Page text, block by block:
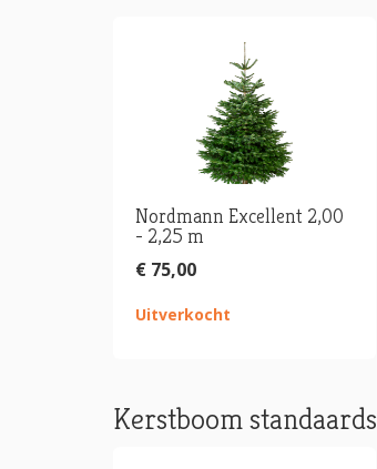
Nordmann Excellent 2,00
- 2,25 m
€ 75,00
Uitverkocht
Kerstboom standaards